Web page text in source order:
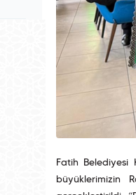
Fatih Belediyesi
büyüklerimizin